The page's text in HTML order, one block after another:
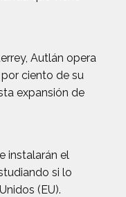
Autlán opera
ciento de su
expansión de
instalarán el
si lo
(EU).